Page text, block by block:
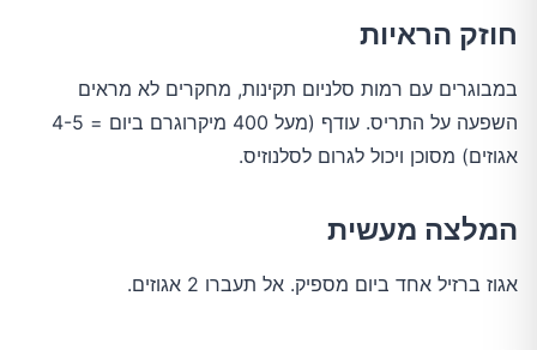
חוזק הראיות
במבוגרים עם רמות סלניום תקינות, מחקרים לא מראים
השפעה על התריס. עודף (מעל 400 מיקרוגרם ביום = 4-5
אגוזים) מסוכן ויכול לגרום לסלנוזיס.
המלצה מעשית
אגוז ברזיל אחד ביום מספיק. אל תעברו 2 אגוזים.